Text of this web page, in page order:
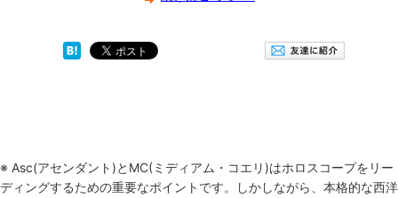
※ Asc(アセンダント)とMC(ミディアム・コエリ)はホロスコープをリー
ディングするための重要なポイントです。しかしながら、本格的な西洋